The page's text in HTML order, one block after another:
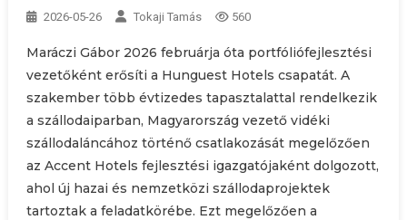
2026-05-26 Tokaji Tamás 560
Maráczi Gábor 2026 februárja óta portfóliófejlesztési
vezetőként erősíti a Hunguest Hotels csapatát. A
szakember több évtizedes tapasztalattal rendelkezik
a szállodaiparban, Magyarország vezető vidéki
szállodaláncához történő csatlakozását megelőzően
az Accent Hotels fejlesztési igazgatójaként dolgozott,
ahol új hazai és nemzetközi szállodaprojektek
tartoztak a feladatkörébe. Ezt megelőzően a